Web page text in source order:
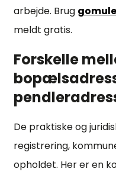
arbejde. Brug
meldt gratis.
Forskelle
De praktiske og
registrering,
opholdet. Her er en